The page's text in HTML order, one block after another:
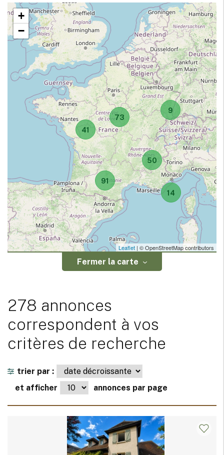
14
50
9
41
91
73
+
−
Leaflet | © OpenStreetMap contributors
Fermer la carte
278 annonces
correspondent à vos
critères de recherche
trier par :
et afficher
annonces par page